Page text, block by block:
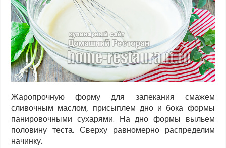
Жаропрочную форму для запекания смажем
сливочным маслом, присыплем дно и бока формы
панировочными сухарями. На дно формы выльем
половину теста. Сверху равномерно распределим
начинку.